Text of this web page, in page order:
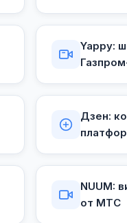
Yappy:
Дзен:
NUUM:
от МТС